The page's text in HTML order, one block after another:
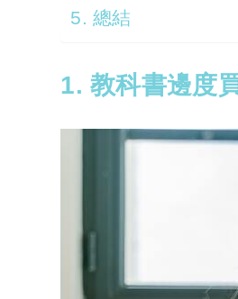
5. 總結
1. 教科書邊度